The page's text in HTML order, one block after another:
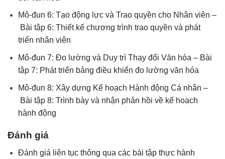
Mô-đun 6: Tạo động lực và Trao quyền cho Nhân viên –
Bài tập 6: Thiết kế chương trình trao quyền và phát
triển nhân viên
Mô-đun 7: Đo lường và Duy trì Thay đổi Văn hóa – Bài
tập 7: Phát triển bảng điều khiển đo lường văn hóa
Mô-đun 8: Xây dựng Kế hoạch Hành động Cá nhân –
Bài tập 8: Trình bày và nhận phản hồi về kế hoạch
hành động
Đánh giá
Đánh giá liên tục thông qua các bài tập thực hành